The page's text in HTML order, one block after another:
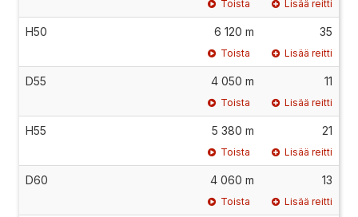
Toista Lisää reitti
H50 6 120 m 35
Toista Lisää reitti
D55 4 050 m 11
Toista Lisää reitti
H55 5 380 m 21
Toista Lisää reitti
D60 4 060 m 13
Toista Lisää reitti